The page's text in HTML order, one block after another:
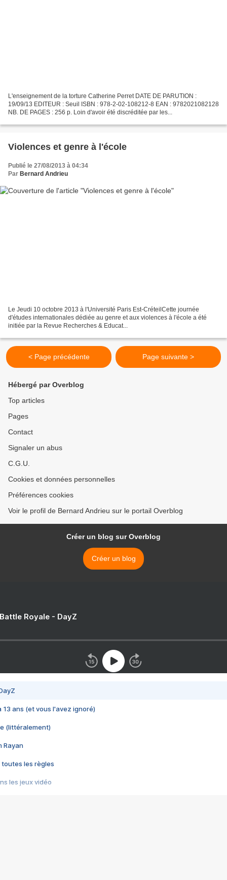
L'enseignement de la torture Catherine Perret DATE DE PARUTION :
19/09/13 EDITEUR : Seuil ISBN : 978-2-02-108212-8 EAN : 9782021082128
NB. DE PAGES : 256 p. Loin d'avoir été discréditée par les...
Violences et genre à l'école
Publié le 27/08/2013 à 04:34
Par Bernard Andrieu
Le Jeudi 10 octobre 2013 à l'Université Paris Est-CréteilCette journée
d'études internationales dédiée au genre et aux violences à l'école a été
initiée par la Revue Recherches & Educat...
< Page précédente Page suivante >
Hébergé par Overblog
Top articles
Pages
Contact
Signaler un abus
C.G.U.
Cookies et données personnelles
Préférences cookies
Voir le profil de Bernard Andrieu sur le portail Overblog
Créer un blog sur Overblog
Créer un blog
Royale - DayZ
13 ans (et vous l'avez ignoré)
(littéralement)
Rayan
toutes les règles
les jeux vidéo